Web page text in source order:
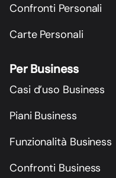
Confronti Personali
Carte Personali
Per Business
Casi d’uso Business
Piani Business
Funzionalità Business
Confronti Business